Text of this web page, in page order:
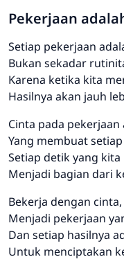
Pekerjaan
Setiap pekerjaan
Bukan sekadar
Karena ketika kita
Hasilnya akan jauh
Cinta pada pekerjaan
Yang membuat
Setiap detik yang kita
Menjadi bagian dari
Bekerja dengan cinta,
Menjadi pekerjaan
Dan setiap hasilnya
Untuk menciptakan